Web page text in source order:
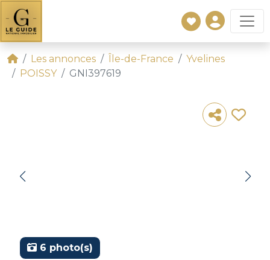
Les annonces Île-de-France
Yvelines
POISSY
GNI397619
6 photo(s)